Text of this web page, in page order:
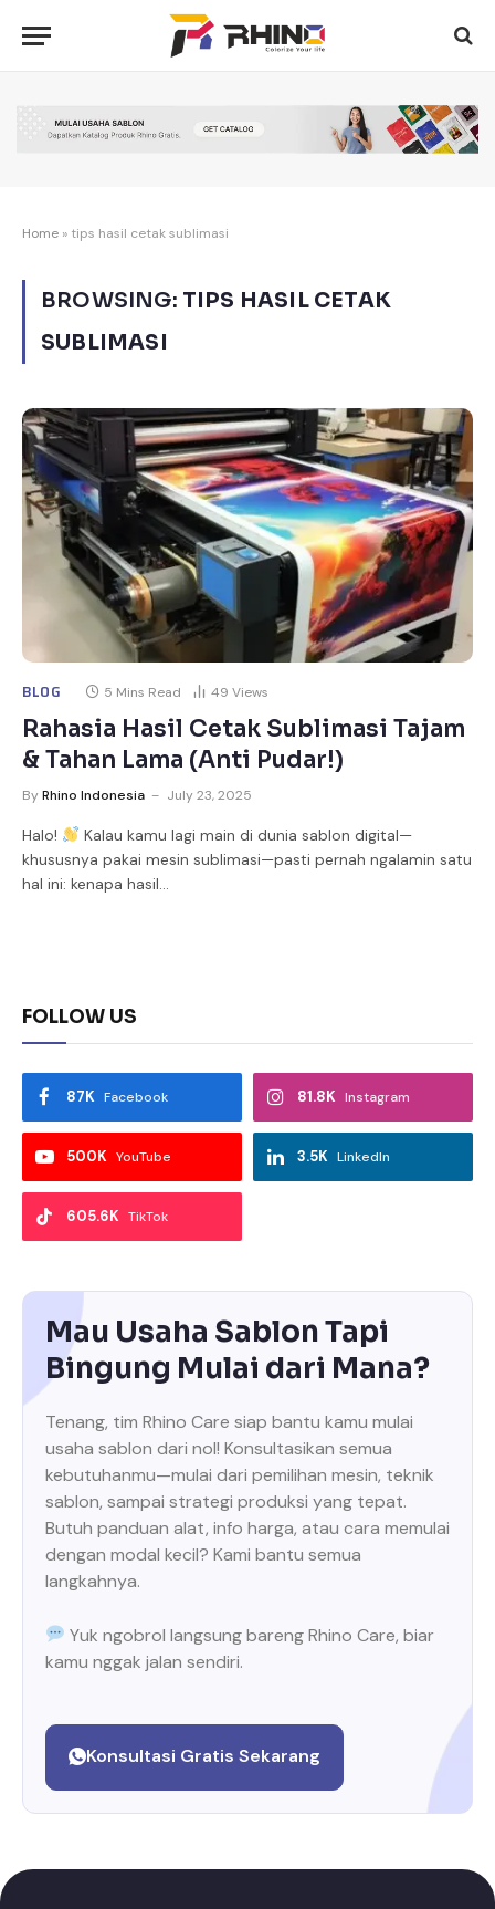
Home » tips hasil cetak sublimasi
BROWSING: TIPS HASIL CETAK
SUBLIMASI
BLOG 5 Mins Read 49 Views
Rahasia Hasil Cetak Sublimasi Tajam
& Tahan Lama (Anti Pudar!)
ByRhino Indonesia July 23, 2025
Halo!
Kalau kamu lagi main di dunia sablon digital—
khususnya pakai mesin sublimasi—pasti pernah ngalamin satu
hal ini: kenapa hasil…
FOLLOW US
Facebook
87K Instagram
81.8K
YouTube
500K LinkedIn
3.5K
TikTok
605.6K
Mau Usaha Sablon Tapi
Bingung Mulai dari Mana?
Tenang, tim Rhino Care siap bantu kamu mulai
usaha sablon dari nol! Konsultasikan semua
kebutuhanmu—mulai dari pemilihan mesin, teknik
sablon, sampai strategi produksi yang tepat.
Butuh panduan alat, info harga, atau cara memulai
dengan modal kecil? Kami bantu semua
langkahnya.
Yuk ngobrol langsung bareng Rhino Care, biar
kamu nggak jalan sendiri.
Konsultasi Gratis Sekarang